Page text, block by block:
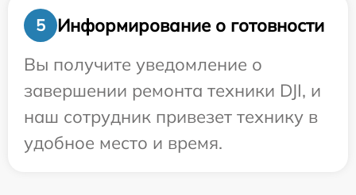
5
Информирование о готовности
Вы получите уведомление о
завершении ремонта техники DJI, и
наш сотрудник привезет технику в
удобное место и время.